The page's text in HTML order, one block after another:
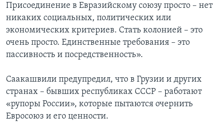
Присоединение в Евразийскому союзу просто – нет
никаких социальных, политических или
экономических критериев. Стать колонией – это
очень просто. Единственные требования – это
пассивность и посредственность».
Саакашвили предупредил, что в Грузии и других
странах – бывших республиках СССР – работают
«рупоры России», которые пытаются очернить
Евросоюз и его ценности.